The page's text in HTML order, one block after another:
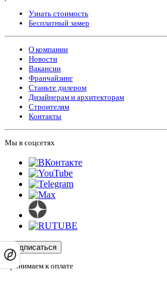
Узнать стоимость
Бесплатный замер
О компании
Новости
Вакансии
Франчайзинг
Станьте дилером
Дизайнерам и архитекторам
Строителям
Контакты
Мы в соцсетях
Подписаться
Принимаем к оплате